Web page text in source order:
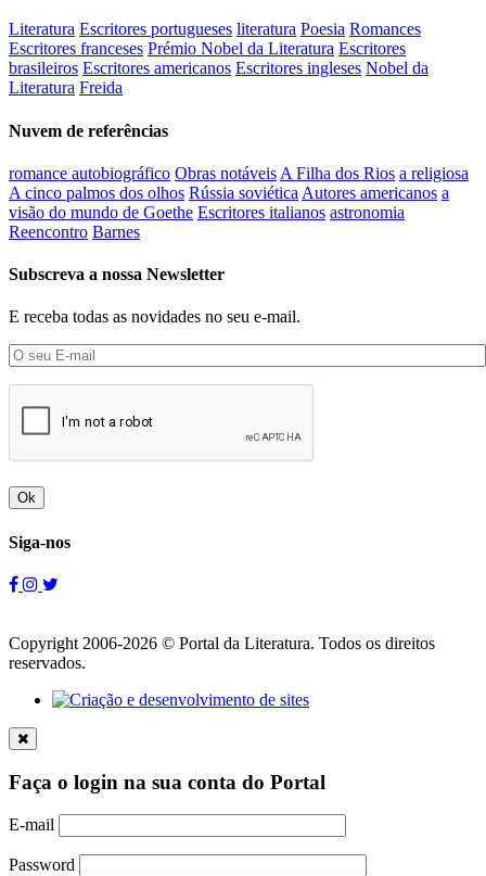
Literatura Escritores portugueses literatura Poesia Romances
Escritores franceses Prémio Nobel da Literatura Escritores
brasileiros Escritores americanos Escritores ingleses Nobel da
Literatura Freida
Nuvem de referências
romance autobiográfico Obras notáveis A Filha dos Rios a religiosa
A cinco palmos dos olhos Rússia soviética Autores americanos a
visão do mundo de Goethe Escritores italianos astronomia
Reencontro Barnes
Subscreva a nossa Newsletter
E receba todas as novidades no seu e-mail.
Ok
Siga-nos
Copyright 2006-2026 © Portal da Literatura. Todos os direitos
reservados.
Faça o login na sua conta do Portal
E-mail
Password